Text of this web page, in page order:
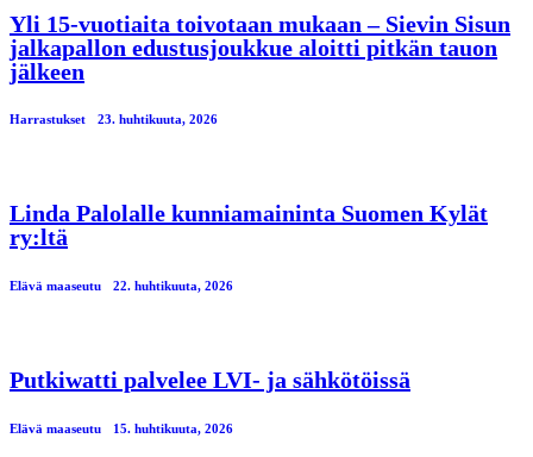
Yli 15-vuotiaita toivotaan mukaan – Sievin Sisun
jalkapallon edustusjoukkue aloitti pitkän tauon
jälkeen
Harrastukset 23. huhtikuuta, 2026
Linda Palolalle kunniamaininta Suomen Kylät
ry:ltä
Elävä maaseutu 22. huhtikuuta, 2026
Putkiwatti palvelee LVI- ja sähkötöissä
Elävä maaseutu 15. huhtikuuta, 2026